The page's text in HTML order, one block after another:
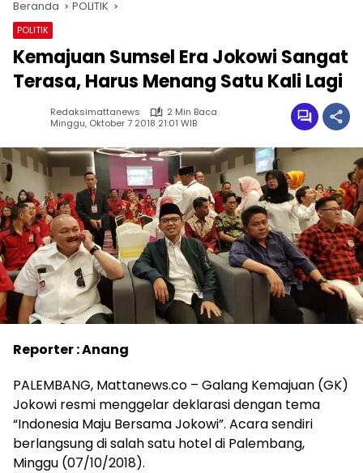
Beranda POLITIK
POLITIK
Kemajuan Sumsel Era Jokowi Sangat
Terasa, Harus Menang Satu Kali Lagi
Redaksimattanews
2 Min Baca
Minggu, Oktober 7 2018 21:01 WIB
Reporter : Anang
PALEMBANG, Mattanews.co – Galang Kemajuan (GK)
Jokowi resmi menggelar deklarasi dengan tema
“Indonesia Maju Bersama Jokowi”. Acara sendiri
berlangsung di salah satu hotel di Palembang,
Minggu (07/10/2018).